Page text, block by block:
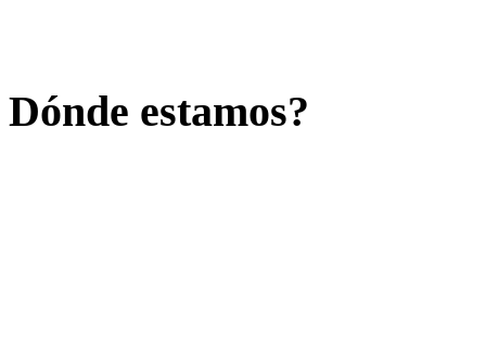
Dónde estamos?